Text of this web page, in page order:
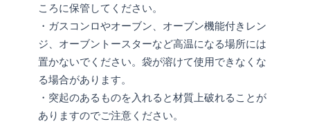
ころに保管してください。
・ガスコンロやオーブン、オーブン機能付きレン
ジ、オーブントースターなど高温になる場所には
置かないでください。袋が溶けて使用できなくな
る場合があります。
・突起のあるものを入れると材質上破れることが
ありますのでご注意ください。